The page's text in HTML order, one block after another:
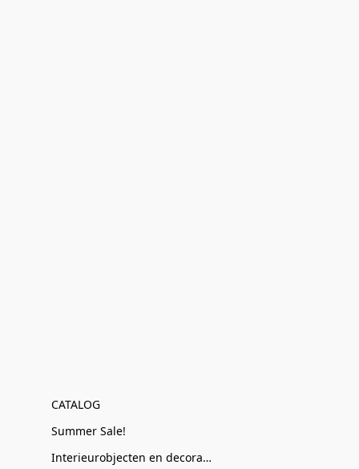
CATALOG
Summer Sale!
Interieurobjecten en decoratie